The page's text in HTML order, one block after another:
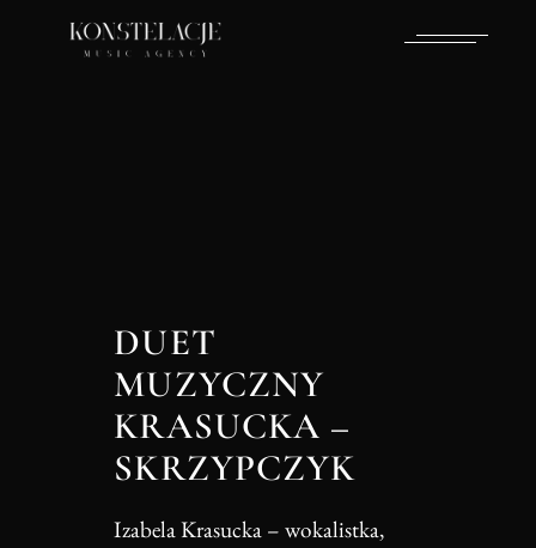
DUET
MUZYCZNY
KRASUCKA –
SKRZYPCZYK
Izabela Krasucka – wokalistka,